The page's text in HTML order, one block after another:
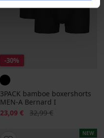
-30%
3PACK bamboe boxershorts
MEN-A Bernard I
Korting
23,09 € Oorspronkelijke prijs
32,99 €
NEW